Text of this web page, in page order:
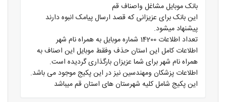
بانک موبایل مشاغل واصناف قم
این بانک برای عزیزانی که قصد ارسال پیامک انبوه دارند
پیشنهاد میشود.
تعداد اطلاعات 14200 شماره موبایل به همراه نام شهر
اطلاعات کامل این استان حذف وفقط موبایل این اصناف به
همراه نام شهر برای شما عزیزان بارگذاری گردیده است.
اطلاعات پزشکان ومهندسین نیز در این پکیج موجود می باشد.
این پکیج شامل کلیه شهرستان های استان قم میباشد